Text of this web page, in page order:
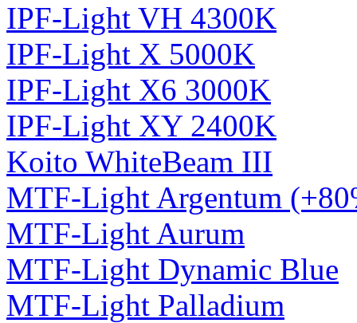
IPF-Light VH 4300K
IPF-Light X 5000K
IPF-Light X6 3000K
IPF-Light XY 2400K
Koito WhiteBeam III
MTF-Light Argentum
MTF-Light Aurum
MTF-Light Dynamic Blue
MTF-Light Palladium